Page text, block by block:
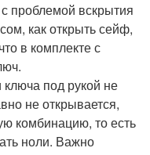
проблемой вскрытия
как открыть сейф,
в комплекте с
под рукой не
не открывается,
комбинацию, то есть
ноли. Важно